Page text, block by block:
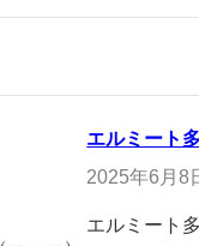
エルミート
2025年6月8
エルミート